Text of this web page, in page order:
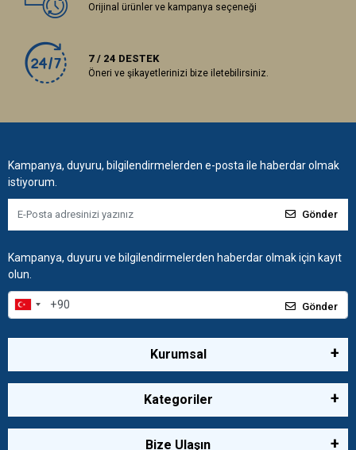
Orijinal ürünler ve kampanya seçeneği
7 / 24 DESTEK
Öneri ve şikayetlerinizi bize iletebilirsiniz.
Kampanya, duyuru, bilgilendirmelerden e-posta ile haberdar olmak
istiyorum.
Gönder
Kampanya, duyuru ve bilgilendirmelerden haberdar olmak için kayıt
olun.
Gönder
Kurumsal
Kategoriler
Bize Ulaşın